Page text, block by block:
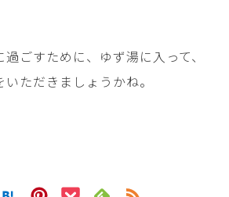
ごすために、ゆず湯に入って、
ただきましょうかね。